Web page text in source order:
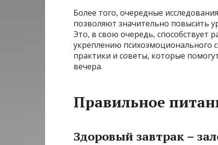
Более того, очередные
позволяют значительно повысить
Это, в свою очередь, способствует
укреплению психоэмоционального
практики и советы, которые
вечера.
Правильное
Здоровый завтрак –